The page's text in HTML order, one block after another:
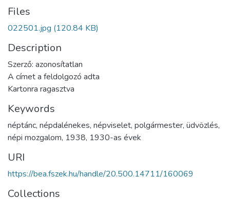
Files
022501.jpg (120.84 KB)
Description
Szerző: azonosítatlan
A címet a feldolgozó adta
Kartonra ragasztva
Keywords
néptánc, népdalénekes, népviselet, polgármester, üdvözlés,
népi mozgalom, 1938, 1930-as évek
URI
https://bea.fszek.hu/handle/20.500.14711/160069
Collections